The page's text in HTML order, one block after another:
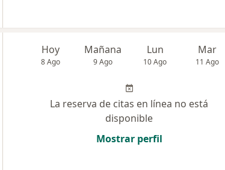
Hoy
8 Ago
Mañana
9 Ago
Lun
10 Ago
Mar
11 Ago
La reserva de citas en línea no está
disponible
Mostrar perfil